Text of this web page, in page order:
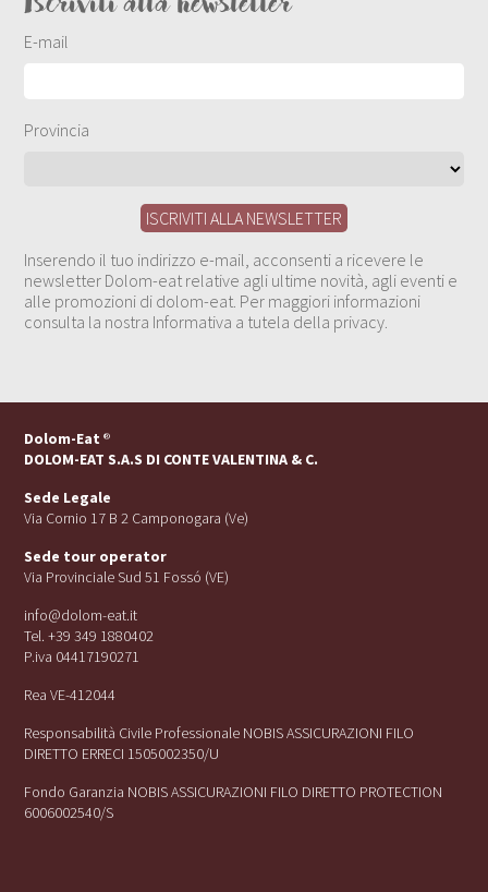
E-mail
Provincia
Inserendo il tuo indirizzo e-mail, acconsenti a ricevere le
newsletter Dolom-eat relative agli ultime novità, agli eventi e
alle promozioni di dolom-eat. Per maggiori informazioni
consulta la nostra Informativa a tutela della privacy.
Dolom-Eat ®
DOLOM-EAT S.A.S DI CONTE VALENTINA & C.
Sede Legale
Via Cornio 17 B 2 Camponogara (Ve)
Sede tour operator
Via Provinciale Sud 51 Fossó (VE)
info@dolom-eat.it
Tel. +39 349 1880402
P.iva 04417190271
Rea VE-412044
Responsabilità Civile Professionale NOBIS ASSICURAZIONI FILO
DIRETTO ERRECI 1505002350/U
Fondo Garanzia NOBIS ASSICURAZIONI FILO DIRETTO PROTECTION
6006002540/S